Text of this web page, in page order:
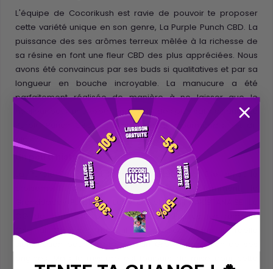
L'équipe de Cocorikush est ravie de pouvoir te proposer
cette variété unique en son genre, La Purple Punch CBD. La
puissance des ses arômes terreux mêlée à la richesse de
sa résine en font une fleur CBD des plus appréciées. Nous
avons été convaincus par ses buds si qualitatives et par sa
longueur en bouche incroyable. La manucure a été
parfaitement réalisée de manière à ne laisser que le
meilleur pour une expérience CBD des plus satisfaisante. La
Purple Punch CBD est synonyme de gourmandise et de
plaisir.
Un peu d'histoire
La Purple Punch voit le jour aux Etats-Unis. Elle serait le
croisement entre plusieurs variétés notamment la
Granddaddy Purple, la Larry OG et KUSH PAKISTANAISE. Le
OG de Larry OG pourrait signifier d'après les rumeurs
Original Gangster mais il est probable que la réelle
signification pourrait être Ocean Grown en raison de ses